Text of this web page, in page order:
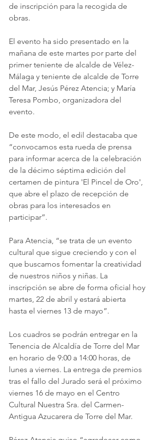
de inscripción para la recogida de
obras.
El evento ha sido presentado en la
mañana de este martes por parte del
primer teniente de alcalde de Vélez-
Málaga y teniente de alcalde de Torre
del Mar, Jesús Pérez Atencia; y María
Teresa Pombo, organizadora del
evento.
De este modo, el edil destacaba que
“convocamos esta rueda de prensa
para informar acerca de la celebración
de la décimo séptima edición del
certamen de pintura 'El Pincel de Oro',
que abre el plazo de recepción de
obras para los interesados en
participar”.
Para Atencia, “se trata de un evento
cultural que sigue creciendo y con el
que buscamos fomentar la creatividad
de nuestros niños y niñas. La
inscripción se abre de forma oficial hoy
martes, 22 de abril y estará abierta
hasta el viernes 13 de mayo”.
Los cuadros se podrán entregar en la
Tenencia de Alcaldía de Torre del Mar
en horario de 9:00 a 14:00 horas, de
lunes a viernes. La entrega de premios
tras el fallo del Jurado será el próximo
viernes 16 de mayo en el Centro
Cultural Nuestra Sra. del Carmen-
Antigua Azucarera de Torre del Mar.